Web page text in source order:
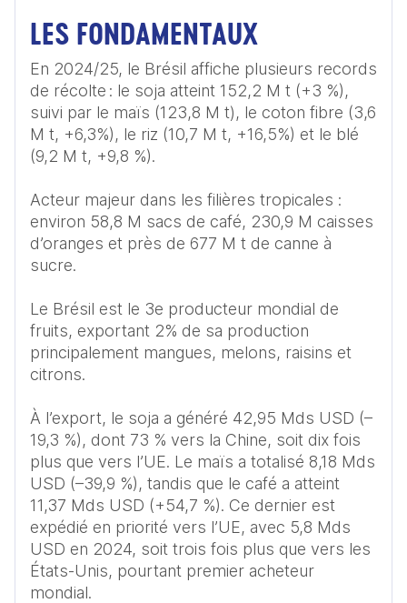
LES FONDAMENTAUX
En 2024/25, le Brésil affiche plusieurs records
de récolte : le soja atteint 152,2 M t (+3 %),
suivi par le maïs (123,8 M t), le coton fibre (3,6
M t, +6,3%), le riz (10,7 M t, +16,5%) et le blé
(9,2 M t, +9,8 %).
Acteur majeur dans les filières tropicales :
environ 58,8 M sacs de café, 230,9 M caisses
d’oranges et près de 677 M t de canne à
sucre.
Le Brésil est le 3e producteur mondial de
fruits, exportant 2% de sa production
principalement mangues, melons, raisins et
citrons.
À l’export, le soja a généré 42,95 Mds USD (–
19,3 %), dont 73 % vers la Chine, soit dix fois
plus que vers l’UE. Le maïs a totalisé 8,18 Mds
USD (–39,9 %), tandis que le café a atteint
11,37 Mds USD (+54,7 %). Ce dernier est
expédié en priorité vers l’UE, avec 5,8 Mds
USD en 2024, soit trois fois plus que vers les
États-Unis, pourtant premier acheteur
mondial.